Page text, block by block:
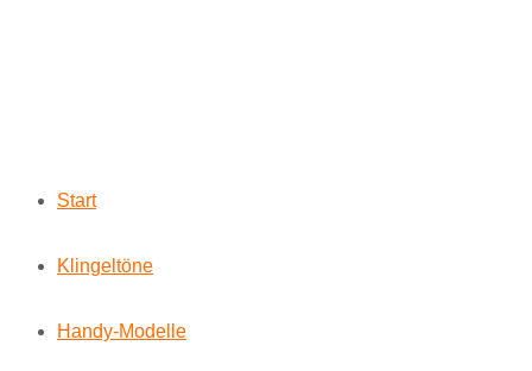
Start
Klingeltöne
Handy-Modelle